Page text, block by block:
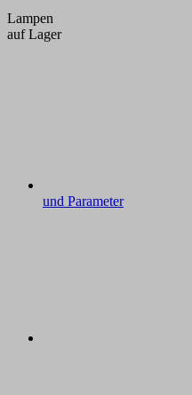
Lampen
auf Lager
und Parameter